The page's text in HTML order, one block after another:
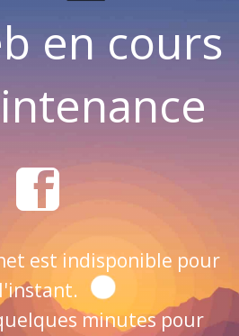
en cours
est indisponible pour
l'instant.
minutes pour